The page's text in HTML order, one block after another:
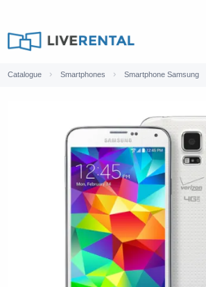
Catalogue Smartphones Smartphone Samsung